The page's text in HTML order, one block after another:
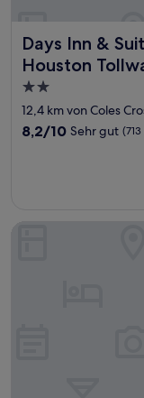
Days Inn &
Houston
Days Inn & Suites
2.0-
Sterne-
Unterkunft
12,4 km von Coles
8.2
Bewertungen)
8,2/10 Sehr gut
Hilton Garden Inn